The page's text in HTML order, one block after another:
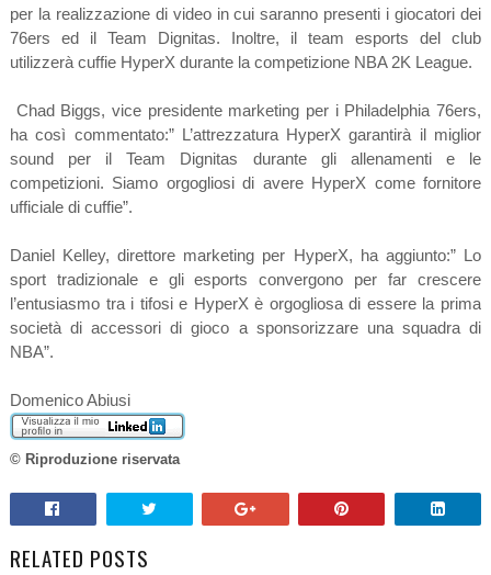
per la realizzazione di video in cui saranno presenti i giocatori dei
76ers ed il Team Dignitas. Inoltre, il team esports del club
utilizzerà cuffie HyperX durante la competizione NBA 2K League.
Chad Biggs, vice presidente marketing per i Philadelphia 76ers,
ha così commentato:” L’attrezzatura HyperX garantirà il miglior
sound per il Team Dignitas durante gli allenamenti e le
competizioni. Siamo orgogliosi di avere HyperX come fornitore
ufficiale di cuffie”.
Daniel Kelley, direttore marketing per HyperX, ha aggiunto:” Lo
sport tradizionale e gli esports convergono per far crescere
l’entusiasmo tra i tifosi e HyperX è orgogliosa di essere la prima
società di accessori di gioco a sponsorizzare una squadra di
NBA”.
Domenico Abiusi
© Riproduzione riservata
RELATED POSTS